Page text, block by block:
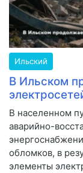
Ильский
В Ильском
В населенном
аварийно-
обломков, в
элементы